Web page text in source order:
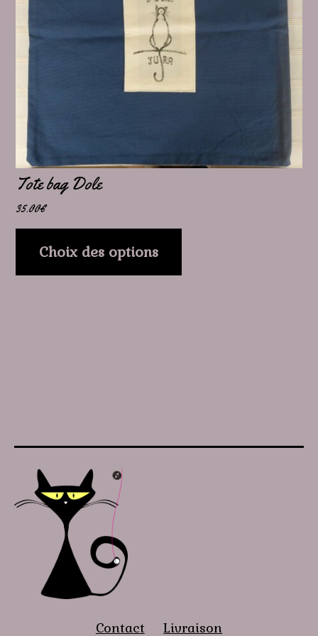
Tote bag Dole
35.00€
Choix des options
Les
options
peuvent
sur
la
page
du
produit
Contact Livraison